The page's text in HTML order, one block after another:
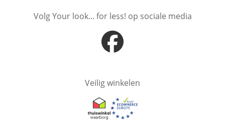
Volg Your look... for less! op sociale media
Opent in nieuw venster
Veilig winkelen
Opent in nieuw venster
Opent in nieuw venster